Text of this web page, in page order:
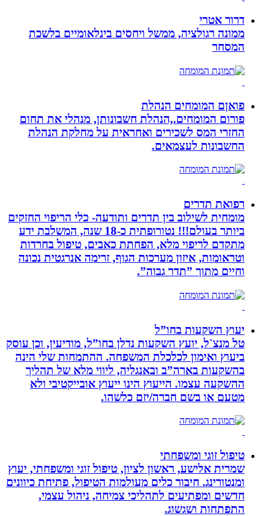
דרור אטרי
ממונה רגולציה, ממשל ויחסים בינלאומיים בלשכת
המסחר
פואןם המומחים הנהלת
פורום המומחים.,הנהלת חשבונותן, מנהלי את תחום
החזרי המס לשכירים ואחראית על מחלקת הנהלת
החשבונות לעצמאים.
רפואת תדרים
מומחית לשילוב בין תדרים ותודעה- כלי הריפוי החזקים
ביותר בעולם!!! נטורופתית כ-18 שנה, המשלבת ידע
מתקדם לריפוי מלא, הפחתת כאבים, טיפול בחרדות
וטראומות, איזון מערכות הגוף, זרימה אנרגטית נכונה
וחיים מתוך ”תדר גבוה”.
יעוץ השקעות בחו”ל
טל מנצ`ל, יועץ השקעות נדלן בחו”ל, מודיעין, וכן עוסק
ביעוץ ואימון לכלכלת המשפחה. ההתמחות שלי הינה
בהשקעות בארה”ב ובאנגליה, ליווי מלא של תהליך
ההשקעה עצמו. הייעוץ הינו ייעוץ אובייקטיבי ולא
מטעם או בשם חברה/יזם כלשהו.
טיפול זוגי ומשפחתי
שמרית אלישע, ראשון לציון, טיפול זוגי ומשפחתי, יעוץ
ומנטורינג. חיבור כלים מעולמות הטיפול, פתיחת כיוונים
חדשים ומפתיעים לתהליכי צמיחה, ניהול עצמי,
התפתחות ושגשוג.